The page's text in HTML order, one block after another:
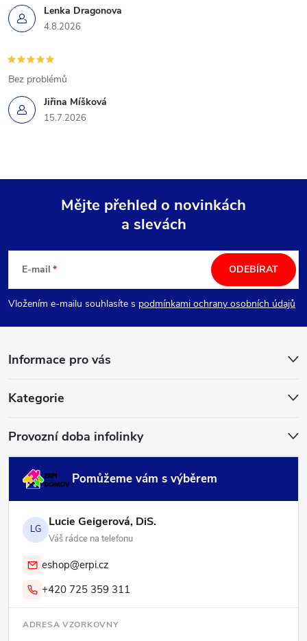
Lenka Dragonova
4.8.2026
Jiřina Míšková
15.7.2026
Bez problémů
p
Mějte přehled o novinkách
a slevách
E-mail
Vložením e-mailu souhlasíte s podmínkami ochrany osobních údajů
ODEBÍRAT
Informace pro vás
Kategorie
Provozní doba infolinky
Pomůžeme vám s výběrem
LG Lucie Geigerová, DiS.
Váš rádce na telefonu
eshop@erpi.cz
+420 725 359 311
ADRESA VZORKOVNY